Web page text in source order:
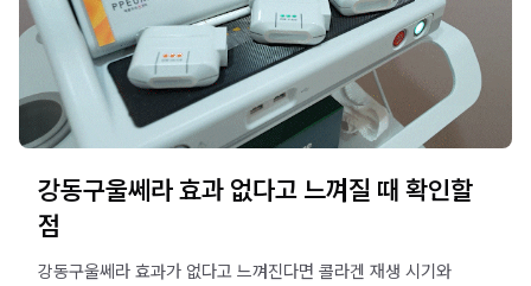
강동구울쎄라 효과 없다고 느껴질 때 확인할
점
강동구울쎄라 효과가 없다고 느껴진다면 콜라겐 재생 시기와